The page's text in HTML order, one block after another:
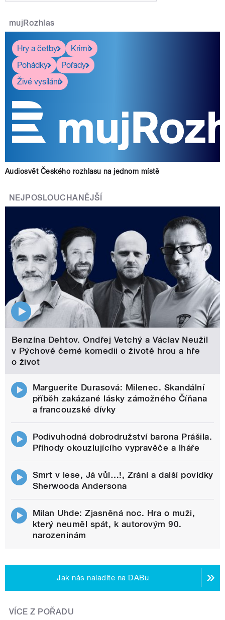
mujRozhlas
Hry a četby
Krimi
Pohádky
Pořady
Živé vysílání
Audiosvět Českého rozhlasu na jednom místě
NEJPOSLOUCHANĚJŠÍ
Benzína Dehtov. Ondřej Vetchý a Václav Neužil
v Pýchově černé komedii o životě hrou a hře
o život
Marguerite Durasová: Milenec. Skandální
příběh zakázané lásky zámožného Číňana
a francouzské dívky
Podivuhodná dobrodružství barona Prášila.
Příhody okouzlujícího vypravěče a lháře
Smrt v lese, Já vůl…!, Zrání a další povídky
Sherwooda Andersona
Milan Uhde: Zjasněná noc. Hra o muži,
který neuměl spát, k autorovým 90.
narozeninám
Jak nás naladíte na DABu
VÍCE Z POŘADU